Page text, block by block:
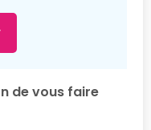
de vous faire